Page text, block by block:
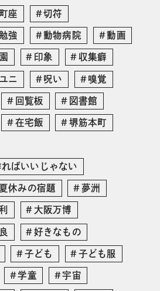
座 切符
強 動物病院 動画
印象 収集癖
ニ 呪い 嗅覚
回覧板 図書館
在宅飯 堺筋本町
ばいいじゃない
夏休みの宿題 夢洲
大阪万博
好きなもの
子ども 子ども服
学童 宇宙